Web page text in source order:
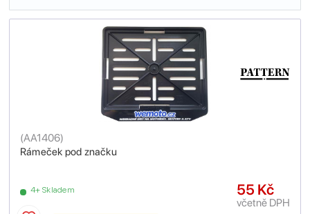
Rámeček pod značku
(AA1406)
4+ Skladem 55 Kč
včetně DPH